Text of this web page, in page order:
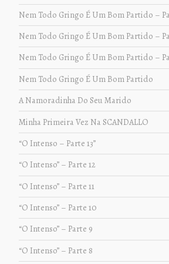
Nem Todo Gringo É Um Bom Partido –
Nem Todo Gringo É Um Bom Partido –
Nem Todo Gringo É Um Bom Partido –
Nem Todo Gringo É Um Bom Partido
A Namoradinha Do Seu Marido
Minha Primeira Vez Na SCANDALLO
“O Intenso – Parte 13”
“O Intenso” – Parte 12
“O Intenso” – Parte 11
“O Intenso” – Parte 10
“O Intenso” – Parte 9
“O Intenso” – Parte 8